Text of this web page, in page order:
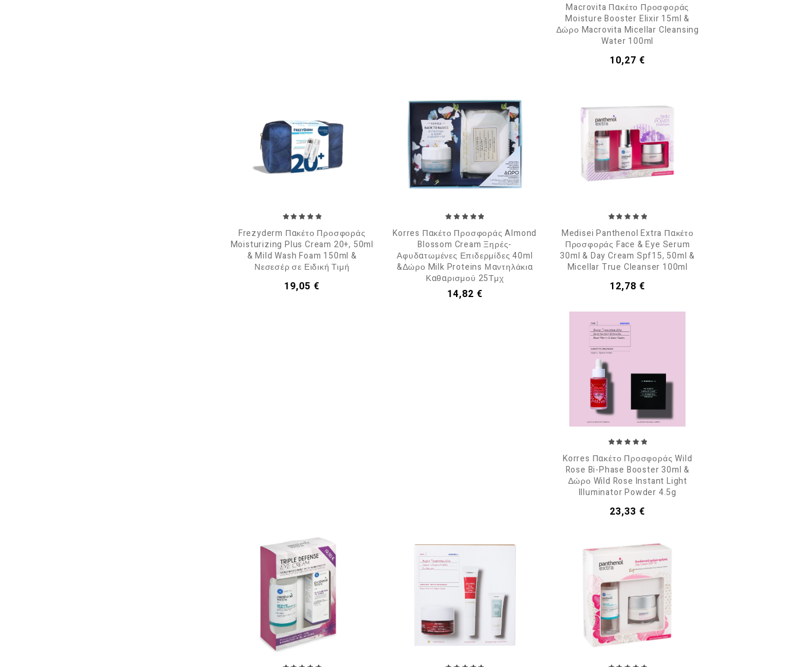
Macrovita Πακέτο Προσφοράς
Moisture Booster Elixir 15ml &
Δώρο Macrovita Micellar Cleansing
Water 100ml
Τιμή
10,27 €
Frezyderm Πακέτο Προσφοράς
Moisturizing Plus Cream 20+, 50ml
& Mild Wash Foam 150ml &
Νεσεσέρ σε Ειδική Τιμή
Τιμή
19,05 €
Korres Πακέτο Προσφοράς Almond
Blossom Cream Ξηρές-
Αφυδατωμένες Επιδερμίδες 40ml
&Δώρο Milk Proteins Μαντηλάκια
Καθαρισμού 25Τμχ
Τιμή
14,82 €
Medisei Panthenol Extra Πακέτο
Προσφοράς Face & Eye Serum
30ml & Day Cream Spf15, 50ml &
Micellar True Cleanser 100ml
Τιμή
12,78 €
Korres Πακέτο Προσφοράς Wild
Rose Bi-Phase Booster 30ml &
Δώρο Wild Rose Instant Light
Illuminator Powder 4.5g
Τιμή
23,33 €